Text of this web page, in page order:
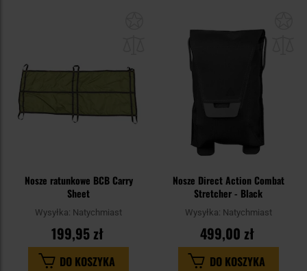
schowka
Nosze ratunkowe BCB Carry
Sheet
Wysyłka: Natychmiast
199,95 zł
DO KOSZYKA
Nosze Direct Action Combat
Stretcher - Black
Wysyłka: Natychmiast
499,00 zł
DO KOSZYKA